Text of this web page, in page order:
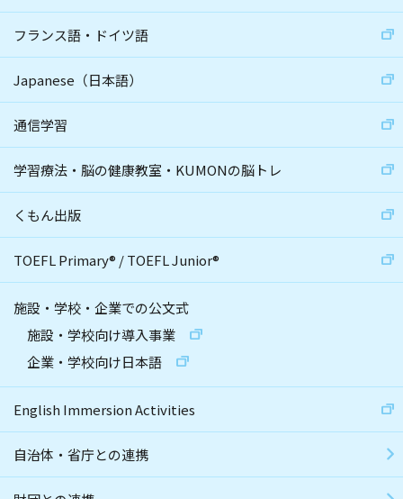
フランス語・ドイツ語
Japanese（日本語）
通信学習
学習療法・脳の健康教室・KUMONの脳トレ
くもん出版
TOEFL Primary® /TOEFL Junior®
施設・学校・企業での公文式
施設・学校向け導入事業
企業・学校向け日本語
English Immersion Activities
自治体・省庁との連携